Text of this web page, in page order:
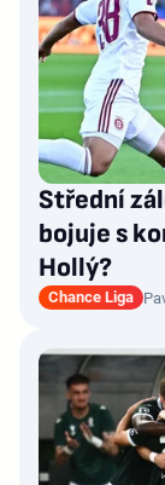
Střední
bojuje s
Hollý?
Chance Liga